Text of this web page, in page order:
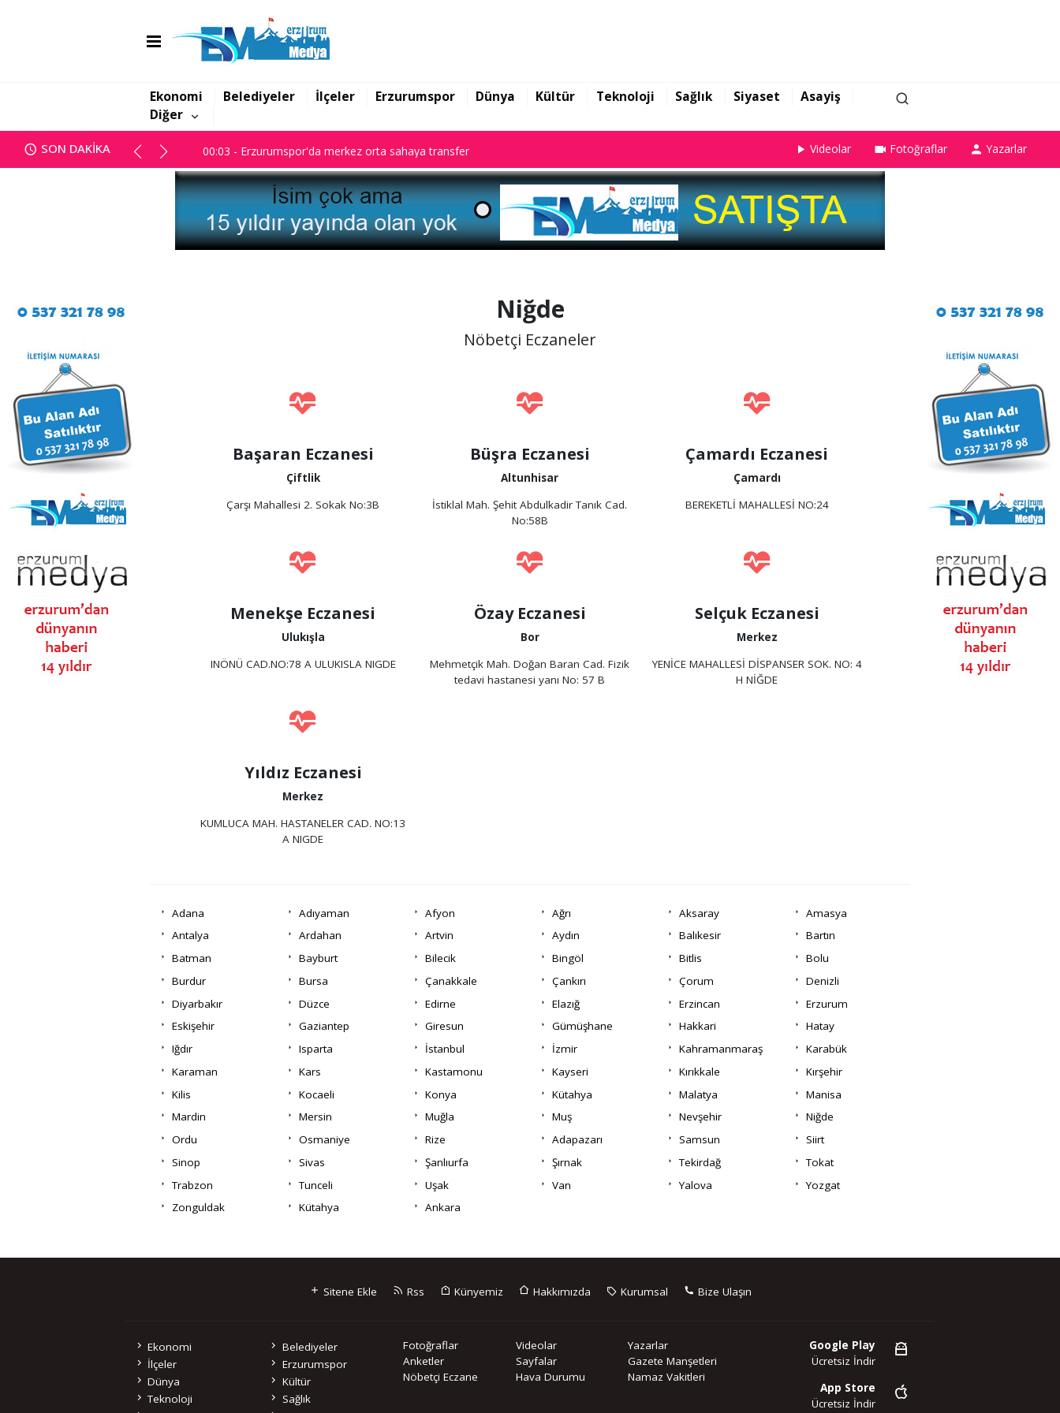
Ekonomi Belediyeler İlçeler Erzurumspor Dünya Kültür Teknoloji Sağlık Siyaset
Asayiş
Diğer
SON DAKİKA
00:03 - Erzurumspor'da merkez orta sahaya transfer
00:03 - Erzurumspor'da merkez orta sahaya transfer Videolar Fotoğraflar Yazarlar
Niğde
Nöbetçi Eczaneler
Başaran Eczanesi
Çiftlik
Çarşı Mahallesi 2. Sokak No:3B
Büşra Eczanesi
Altunhisar
İstiklal Mah. Şehit Abdulkadir Tanık Cad.
No:58B
Çamardı Eczanesi
Çamardı
BEREKETLİ MAHALLESİ NO:24
Menekşe Eczanesi
Ulukışla
INÖNÜ CAD.NO:78 A ULUKISLA NIGDE
Özay Eczanesi
Bor
Mehmetçik Mah. Doğan Baran Cad. Fizik
tedavi hastanesi yanı No: 57 B
Selçuk Eczanesi
Merkez
YENİCE MAHALLESİ DİSPANSER SOK. NO: 4
H NİĞDE
Yıldız Eczanesi
Merkez
KUMLUCA MAH. HASTANELER CAD. NO:13
A NIGDE
Adana Adıyaman Afyon Ağrı Aksaray
Amasya
Antalya
Ardahan Artvin Aydın Balıkesir
Bartın
Batman
Bayburt Bilecik Bingöl Bitlis
Bolu
Burdur
Bursa Çanakkale Çankırı Çorum
Denizli
Diyarbakır
Düzce Edirne Elazığ Erzincan
Erzurum
Eskişehir
Gaziantep Giresun Gümüşhane Hakkari
Hatay
Iğdır
Isparta İstanbul İzmir Kahramanmaraş
Karabük
Karaman
Kars Kastamonu Kayseri Kırıkkale
Kırşehir
Kilis
Kocaeli Konya Kütahya Malatya
Manisa
Mardin
Mersin Muğla Muş Nevşehir
Niğde
Ordu
Osmaniye Rize Adapazarı Samsun
Siirt
Sinop
Sivas Şanlıurfa Şırnak Tekirdağ
Tokat
Trabzon
Tunceli Uşak Van Yalova
Yozgat
Zonguldak
Kütahya Ankara
Sitene Ekle Rss Künyemiz Hakkımızda Kurumsal Bize Ulaşın
Ekonomi
Belediyeler
İlçeler
Erzurumspor
Dünya
Kültür
Teknoloji
Sağlık
Fotoğraflar Videolar
Yazarlar
Anketler
Sayfalar
Gazete Manşetleri
Nöbetçi Eczane
Hava Durumu Namaz Vakitleri
Google Play
Ücretsiz İndir
App Store
Ücretsiz İndir